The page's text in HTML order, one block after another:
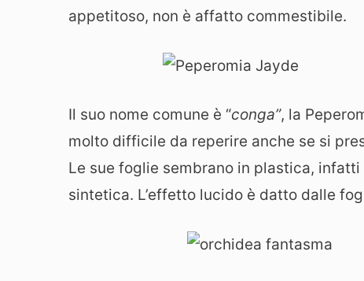
appetitoso, non è affatto commestibile.
Il suo nome comune è “conga”, la
molto difficile da reperire anche se si
Le sue foglie sembrano in plastica,
sintetica. L’effetto lucido è datto dalle